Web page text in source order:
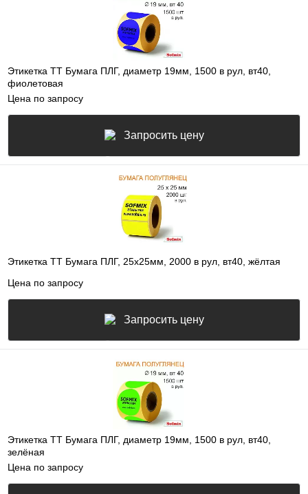
Этикетка ТТ Бумага ПЛГ, диаметр 19мм, 1500 в рул, вт40,
фиолетовая
Цена по запросу
Запросить цену
Этикетка ТТ Бумага ПЛГ, 25х25мм, 2000 в рул, вт40, жёлтая
Цена по запросу
Запросить цену
Этикетка ТТ Бумага ПЛГ, диаметр 19мм, 1500 в рул, вт40,
зелёная
Цена по запросу